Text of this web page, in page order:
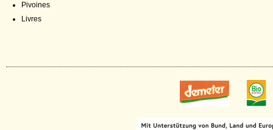
Pivoines
Livres